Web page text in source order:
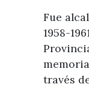
Fue
1958-
través